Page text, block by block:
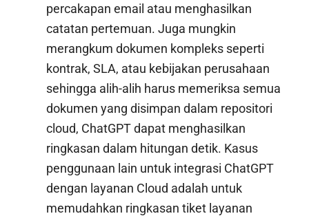
percakapan email atau menghasilkan
catatan pertemuan. Juga mungkin
merangkum dokumen kompleks seperti
kontrak, SLA, atau kebijakan perusahaan
sehingga alih-alih harus memeriksa semua
dokumen yang disimpan dalam repositori
cloud, ChatGPT dapat menghasilkan
ringkasan dalam hitungan detik. Kasus
penggunaan lain untuk integrasi ChatGPT
dengan layanan Cloud adalah untuk
memudahkan ringkasan tiket layanan